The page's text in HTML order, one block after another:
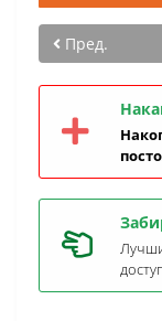
Пред.